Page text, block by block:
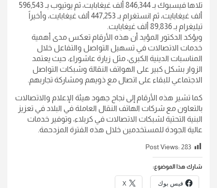
تلاها فيسبوك بـ 846,344 ألف غيغابايت، ثم يوتيوب بـ 596,543
ألف غيغابايت، ثم انستغرام بـ 447,253 ألف غيغابايت، وأخيراً
تيليغرام بـ 89,836 ألف غيغابايت.
ويؤكد الدكتور المؤيد أن هذه الأرقام تعكس مدى أهمية
خدمات الاتصالات في تسهيل التواصل والتفاعل خلال
المناسبات الدينية الكبرى، مثل زيارة عاشوراء، حيث يعتمد
الزوار بشكل كبير على الهواتف النقالة وشبكات التواصل
الاجتماعي للبقاء على اتصال مع ذويهم ومشاركة تجاربهم.
كما تشير هذه الأرقام إلى نجاح جهود هيئة الإعلام والاتصالات
بالتعاون مع شركات الهاتف النقال العاملة في البلاد في تعزيز
البنية التحتية لشبكات الاتصالات في كربلاء، وتوفير خدمات
عالية الجودة للمستخدمين خلال هذه الفترة المزدحمة.
Post Views: 283
شارك هذا الموضوع:
فيس بوك X